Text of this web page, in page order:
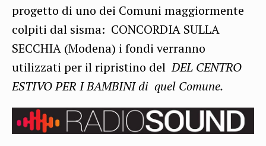
progetto di uno dei Comuni maggiormente
colpiti dal sisma: CONCORDIA SULLA
SECCHIA (Modena) i fondi verranno
utilizzati per il ripristino del DEL CENTRO
ESTIVO PER I BAMBINI di quel Comune.